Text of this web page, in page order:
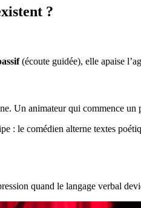
?
(écoute guidée), elle apaise
Un animateur qui commence
: le comédien alterne textes
quand le langage verbal